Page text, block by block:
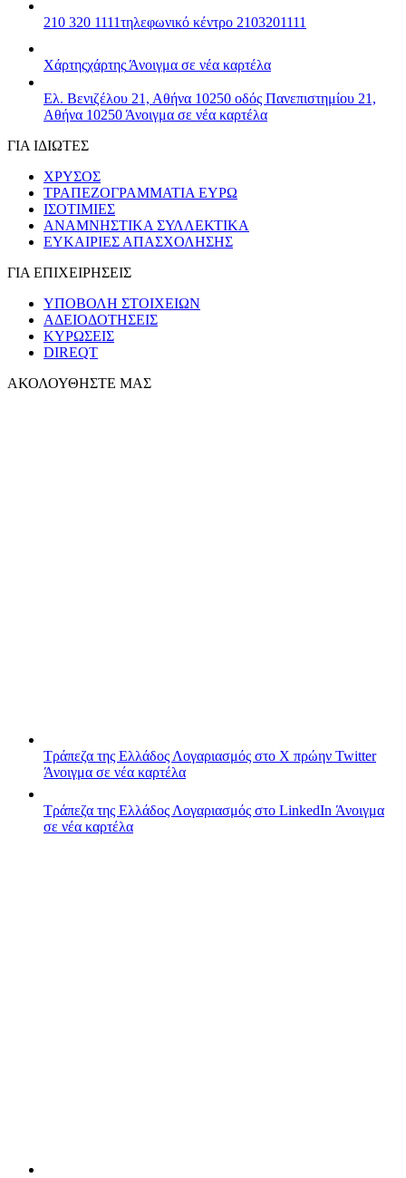
210 320 1111τηλεφωνικό κέντρο 2103201111
Χάρτηςχάρτης Άνοιγμα σε νέα καρτέλα
Ελ. Βενιζέλου 21, Αθήνα 10250 οδός Πανεπιστημίου 21,
Αθήνα 10250 Άνοιγμα σε νέα καρτέλα
ΓΙΑ ΙΔΙΩΤΕΣ
ΧΡΥΣΟΣ
ΤΡΑΠΕΖΟΓΡΑΜΜΑΤΙΑ ΕΥΡΩ
ΙΣΟΤΙΜΙΕΣ
ΑΝΑΜΝΗΣΤΙΚΑ ΣΥΛΛΕΚΤΙΚΑ
ΕΥΚΑΙΡΙΕΣ ΑΠΑΣΧΟΛΗΣΗΣ
ΓΙΑ ΕΠΙΧΕΙΡΗΣΕΙΣ
ΥΠΟΒΟΛΗ ΣΤΟΙΧΕΙΩΝ
ΑΔΕΙΟΔΟΤΗΣΕΙΣ
ΚΥΡΩΣΕΙΣ
DIREQT
ΑΚΟΛΟΥΘΗΣΤΕ ΜΑΣ
Τράπεζα της Ελλάδος Λογαριασμός στο X πρώην Twitter
Άνοιγμα σε νέα καρτέλα
Τράπεζα της Ελλάδος Λογαριασμός στο LinkedIn Άνοιγμα
σε νέα καρτέλα